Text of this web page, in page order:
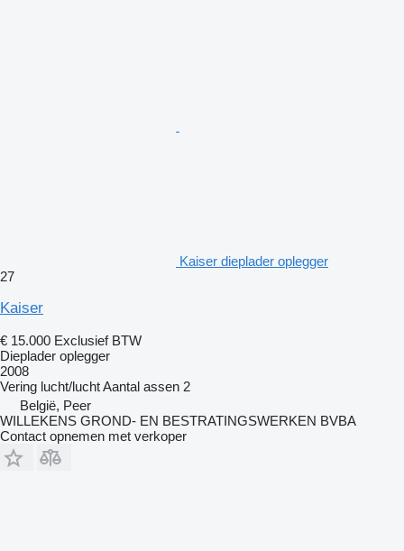
Kaiser dieplader oplegger
27
Kaiser
€ 15.000 Exclusief BTW
Dieplader oplegger
2008
Vering lucht/luchtAantal assen 2
België, Peer
WILLEKENS GROND- EN BESTRATINGSWERKEN BVBA
Contact opnemen met verkoper